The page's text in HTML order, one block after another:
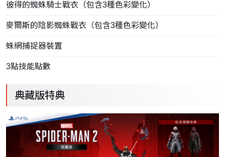
彼得的蜘蛛騎士戰衣（包含3種色彩變化）
麥爾斯的陰影蜘蛛戰衣（包含3種色彩變化）
蛛網捕捉器裝置
3點技能點數
典藏版特典